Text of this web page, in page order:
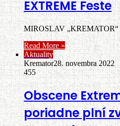
EXTREME Feste
MIROSLAV
Read More »
Aktuality
Kremator28. novembra 2022
455
Obscene
poriadne plní